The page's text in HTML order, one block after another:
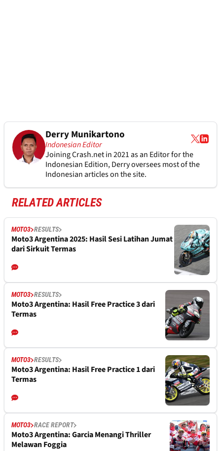
Derry Munikartono
Indonesian Editor
Joining Crash.net in 2021 as an Editor for the
Indonesian Edition, Derry oversees most of the
Indonesian articles on the site.
RELATED ARTICLES
MOTO3 RESULTS
Moto3 Argentina 2025: Hasil Sesi Latihan Jumat
dari Sirkuit Termas
MOTO3 RESULTS
Moto3 Argentina: Hasil Free Practice 3 dari
Termas
MOTO3 RESULTS
Moto3 Argentina: Hasil Free Practice 1 dari
Termas
MOTO3 RACE REPORT
Moto3 Argentina: Garcia Menangi Thriller
Melawan Foggia